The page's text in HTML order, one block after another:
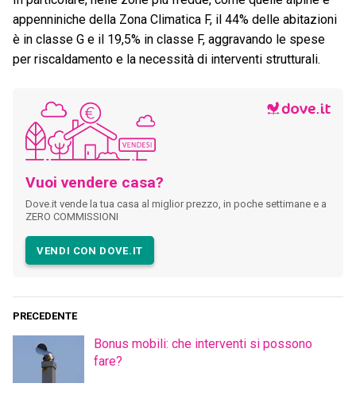
appenniniche della Zona Climatica F, il 44% delle abitazioni
è in classe G e il 19,5% in classe F, aggravando le spese
per riscaldamento e la necessità di interventi strutturali.
Vuoi vendere casa?
Dove.it vende la tua casa al miglior prezzo, in poche settimane e a
ZERO COMMISSIONI
VENDI CON DOVE.IT
PRECEDENTE
Bonus mobili: che interventi si possono
fare?